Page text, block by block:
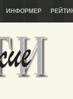
ИНФОРМЕР